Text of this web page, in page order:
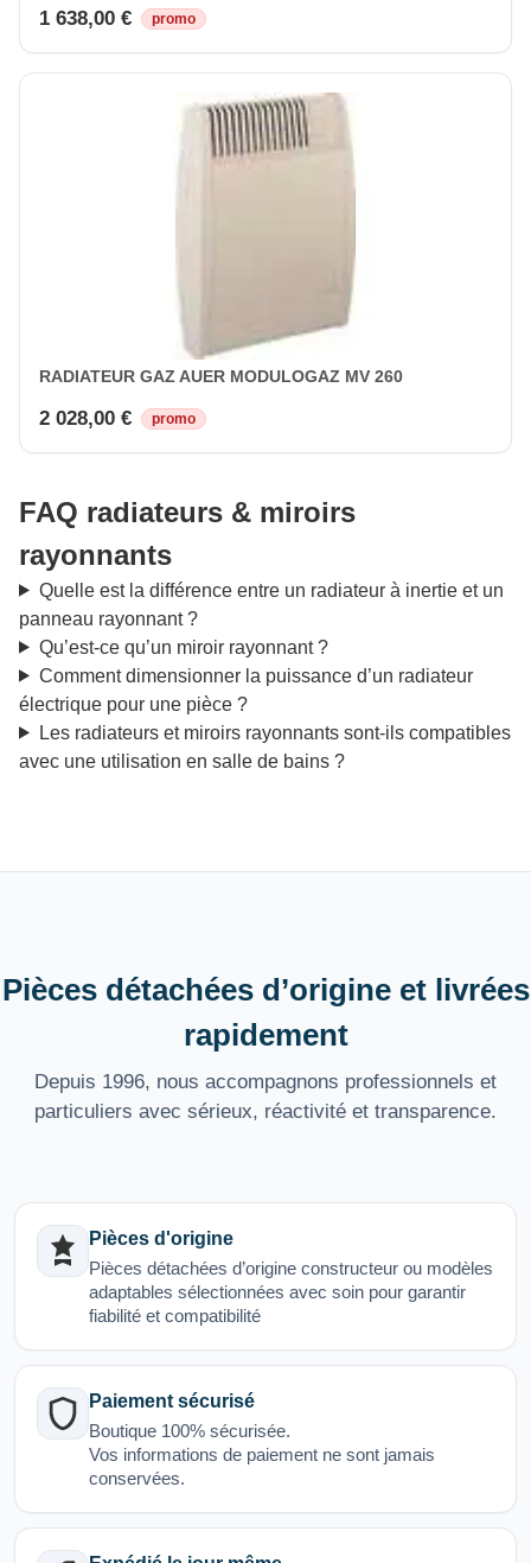
1 638,00 € promo
RADIATEUR GAZ AUER MODULOGAZ MV 260
2 028,00 € promo
FAQ radiateurs & miroirs
rayonnants
Quelle est la différence entre un radiateur à inertie et un
panneau rayonnant ?
Qu’est-ce qu’un miroir rayonnant ?
Comment dimensionner la puissance d’un radiateur
électrique pour une pièce ?
Les radiateurs et miroirs rayonnants sont-ils compatibles
avec une utilisation en salle de bains ?
Pièces détachées d’origine et livrées
rapidement
Depuis 1996, nous accompagnons professionnels et
particuliers avec sérieux, réactivité et transparence.
Pièces d'origine
Pièces détachées d’origine constructeur ou modèles
adaptables sélectionnées avec soin pour garantir
fiabilité et compatibilité
Paiement sécurisé
Boutique 100% sécurisée.
Vos informations de paiement ne sont jamais
conservées.